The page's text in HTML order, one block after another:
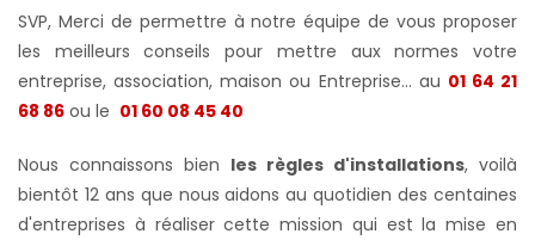
SVP, Merci de permettre à notre équipe de vous proposer
les meilleurs conseils pour mettre aux normes votre
entreprise, association, maison ou Entreprise... au 01 64 21
68 86 ou le 01 60 08 45 40
Nous connaissons bien les règles d'installations, voilà
bientôt 12 ans que nous aidons au quotidien des centaines
d'entreprises à réaliser cette mission qui est la mise en